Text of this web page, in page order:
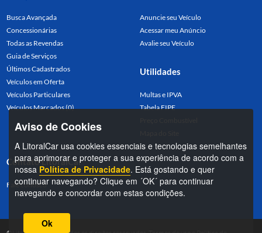
Busca Avançada
Concessionárias
Todas as Revendas
Guia de Serviços
Últimos Cadastrados
Veículos em Oferta
Veículos Particulares
Veículos Marcados (0)
Anuncie seu Veículo
Acessar meu Anúncio
Avalie seu Veículo
Utilidades
Multas e IPVA
Tabela FIPE
Contato LitoralCar
Fale conosco
Aviso de Cookies
A LitoralCar usa cookies essenciais e tecnologias semelhantes
para aprimorar e proteger a sua experiência de acordo com a
nossa Política de Privacidade. Está gostando e quer
continuar navegando? Clique em ´OK´ para continuar
navegando e concordar com estas condições.
Ok